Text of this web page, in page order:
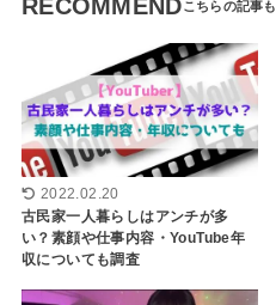
RECOMMEND
2022.02.20
古民家一人暮らしはアンチが多
い？素顔や仕事内容・YouTube年
収についても調査